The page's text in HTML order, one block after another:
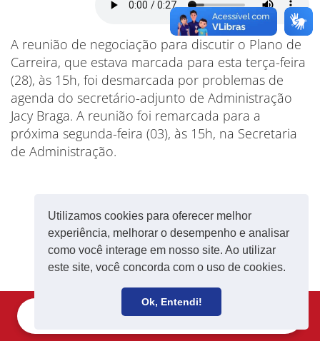
Utilizamos cookies para oferecer melhor
experiência, melhorar o desempenho e analisar
como você interage em nosso site. Ao utilizar
este site, você concorda com o uso de cookies.
Ok, Entendi!
A reunião de negociação para discutir o Plano de
Carreira, que estava marcada para esta terça-feira
(28), às 15h, foi desmarcada por problemas de
agenda do secretário-adjunto de Administração
Jacy Braga. A reunião foi remarcada para a
próxima segunda-feira (03), às 15h, na Secretaria
de Administração.
Receba notícias